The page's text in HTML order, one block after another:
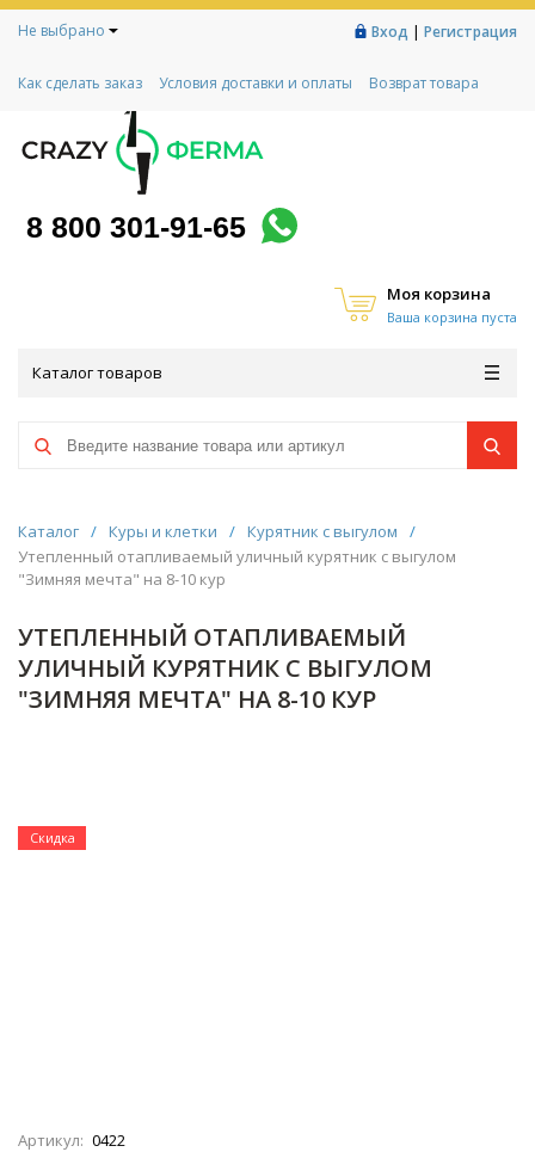
Не выбрано Вход | Регистрация
Как сделать заказ Условия доставки и оплаты
Возврат товара
Контакты
Социальный контракт
Любимая ферма
8 800 301-91-65
Моя корзина
Ваша корзина пуста
Каталог товаров
Каталог / Куры и клетки / Курятник с выгулом
/
Утепленный отапливаемый уличный курятник с выгулом
"Зимняя мечта" на 8-10 кур
УТЕПЛЕННЫЙ ОТАПЛИВАЕМЫЙ
УЛИЧНЫЙ КУРЯТНИК С ВЫГУЛОМ
"ЗИМНЯЯ МЕЧТА" НА 8-10 КУР
Скидка
Артикул: 0422